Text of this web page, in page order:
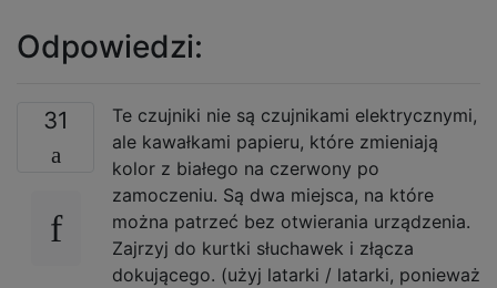
Odpowiedzi:
31
Te czujniki nie są czujnikami elektrycznymi,
ale kawałkami papieru, które zmieniają
kolor z białego na czerwony po
zamoczeniu. Są dwa miejsca, na które
można patrzeć bez otwierania urządzenia.
Zajrzyj do kurtki słuchawek i złącza
dokującego. (użyj latarki / latarki, ponieważ